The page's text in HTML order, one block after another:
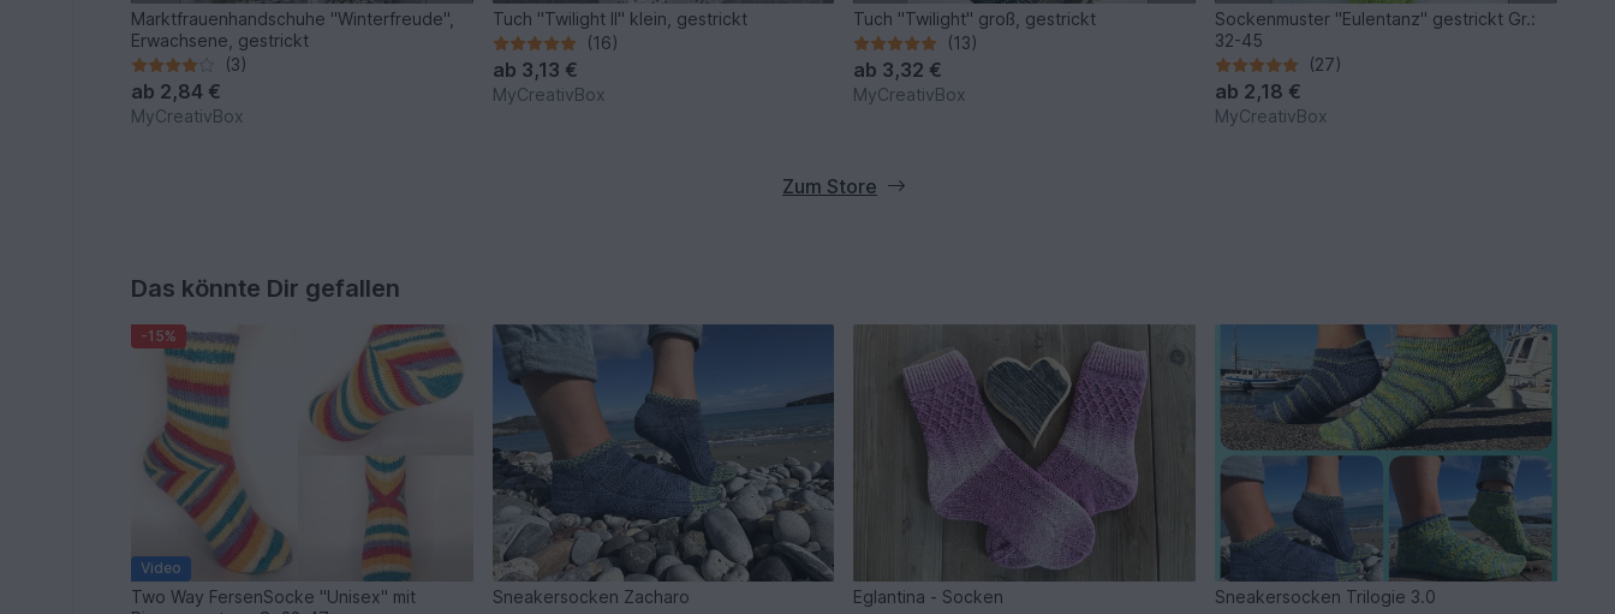
Marktfrauenhandschuhe "Winterfreude",
Erwachsene, gestrickt
(3)
ab 2,84 €
MyCreativBox
Tuch "Twilight II" klein, gestrickt
(16)
ab 3,13 €
MyCreativBox
Tuch "Twilight" groß, gestrickt
(13)
ab 3,32 €
MyCreativBox
Sockenmuster "Eulentanz" gestrickt Gr.:
32-45
(27)
ab 2,18 €
MyCreativBox
Zum Store
Das könnte Dir gefallen
-15%
Video
Two Way FersenSocke "Unisex" mit
Sneakersocken Zacharo Eglantina - Socken Sneakersocken Trilogie 3.0